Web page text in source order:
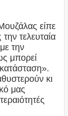
είπε
τελευταία
την
μπορεί
κι
μας